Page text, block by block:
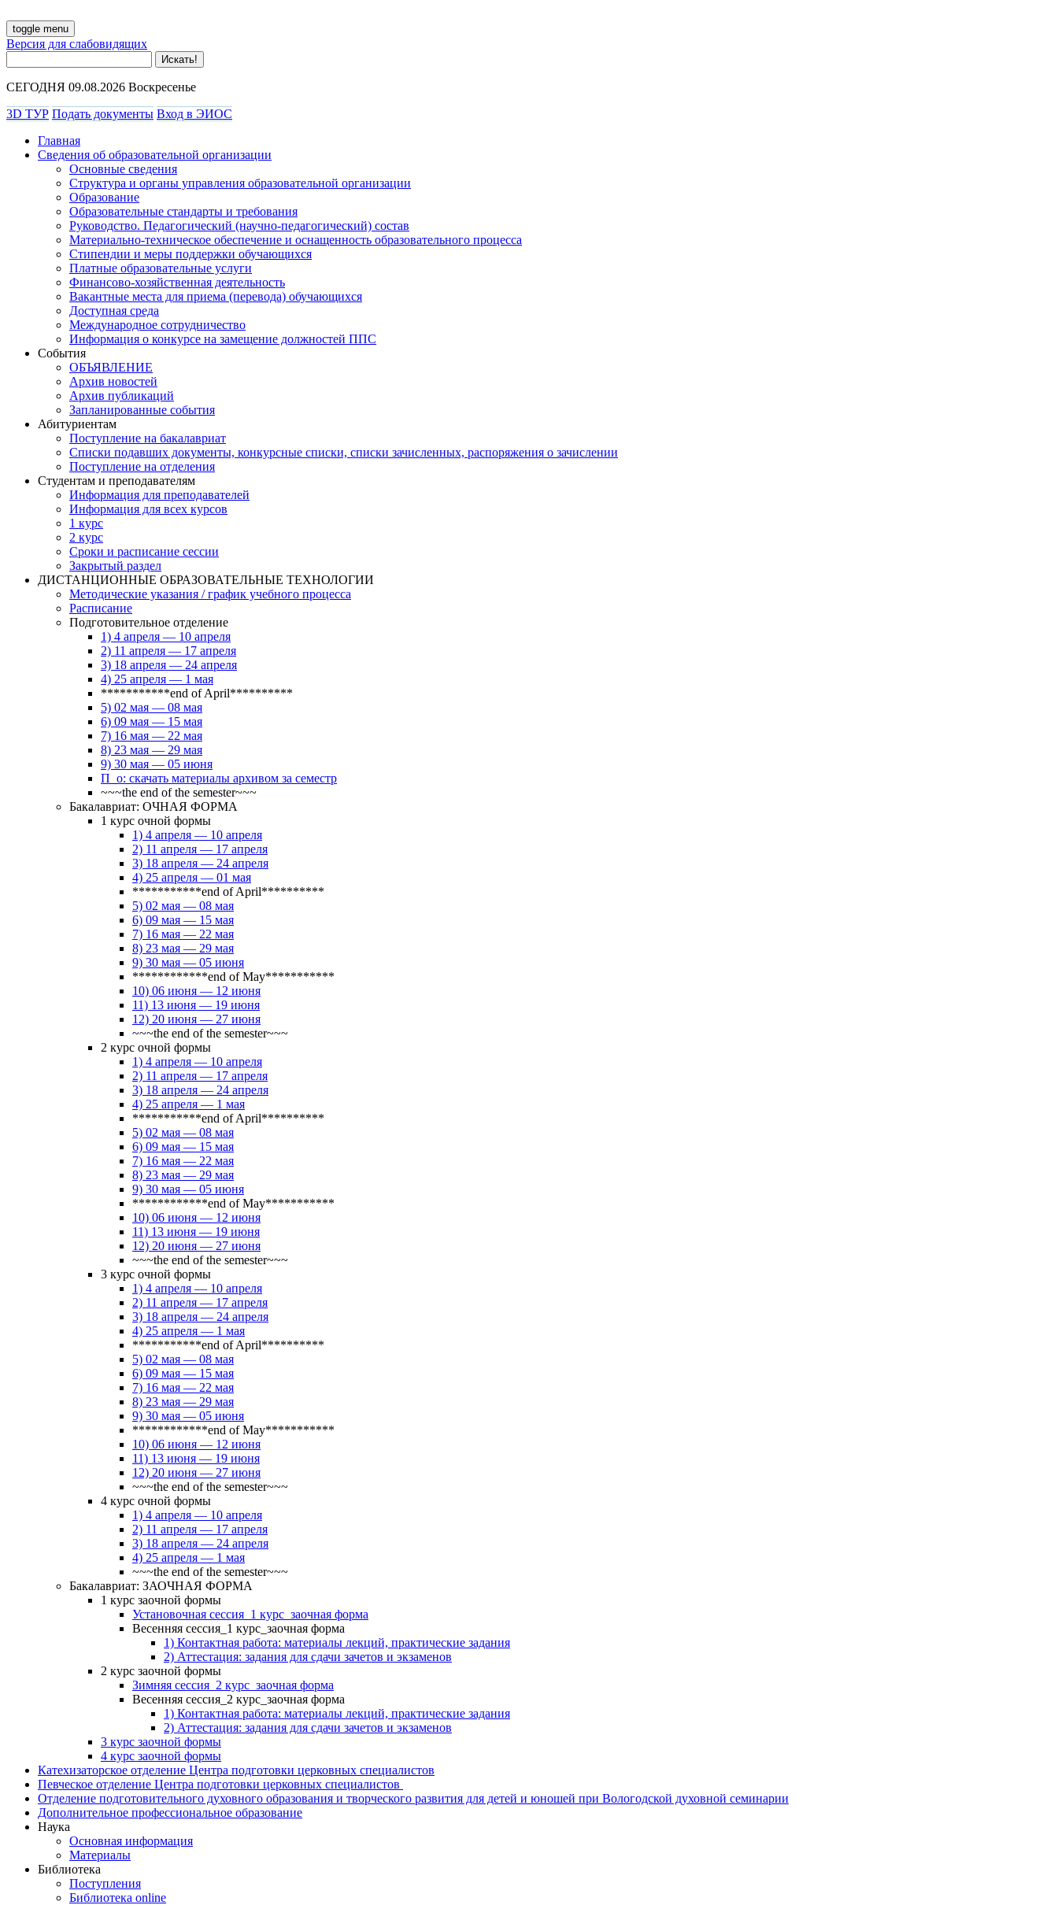
toggle menu
Версия для слабовидящих
СЕГОДНЯ 09.08.2026 Воскресенье
3D ТУР Подать документы Вход в ЭИОС
Главная
Сведения об образовательной организации
Основные сведения
Структура и органы управления образовательной организации
Образование
Образовательные стандарты и требования
Руководство. Педагогический (научно-педагогический) состав
Материально-техническое обеспечение и оснащенность образовательного процесса
Стипендии и меры поддержки обучающихся
Платные образовательные услуги
Финансово-хозяйственная деятельность
Вакантные места для приема (перевода) обучающихся
Доступная среда
Международное сотрудничество
Информация о конкурсе на замещение должностей ППС
События
ОБЪЯВЛЕНИЕ
Архив новостей
Архив публикаций
Запланированные события
Абитуриентам
Поступление на бакалавриат
Списки подавших документы, конкурсные списки, списки зачисленных, распоряжения о зачислении
Поступление на отделения
Студентам и преподавателям
Информация для преподавателей
Информация для всех курсов
1 курс
2 курс
Сроки и расписание сессии
Закрытый раздел
ДИСТАНЦИОННЫЕ ОБРАЗОВАТЕЛЬНЫЕ ТЕХНОЛОГИИ
Методические указания / график учебного процесса
Расписание
Подготовительное отделение
1) 4 апреля — 10 апреля
2) 11 апреля — 17 апреля
3) 18 апреля — 24 апреля
4) 25 апреля — 1 мая
***********end of April**********
5) 02 мая — 08 мая
6) 09 мая — 15 мая
7) 16 мая — 22 мая
8) 23 мая — 29 мая
9) 30 мая — 05 июня
П_о: скачать материалы архивом за семестр
~~~the end of the semester~~~
Бакалавриат: ОЧНАЯ ФОРМА
1 курс очной формы
1) 4 апреля — 10 апреля
2) 11 апреля — 17 апреля
3) 18 апреля — 24 апреля
4) 25 апреля — 01 мая
***********end of April**********
5) 02 мая — 08 мая
6) 09 мая — 15 мая
7) 16 мая — 22 мая
8) 23 мая — 29 мая
9) 30 мая — 05 июня
************end of May***********
10) 06 июня — 12 июня
11) 13 июня — 19 июня
12) 20 июня — 27 июня
~~~the end of the semester~~~
2 курс очной формы
1) 4 апреля — 10 апреля
2) 11 апреля — 17 апреля
3) 18 апреля — 24 апреля
4) 25 апреля — 1 мая
***********end of April**********
5) 02 мая — 08 мая
6) 09 мая — 15 мая
7) 16 мая — 22 мая
8) 23 мая — 29 мая
9) 30 мая — 05 июня
************end of May***********
10) 06 июня — 12 июня
11) 13 июня — 19 июня
12) 20 июня — 27 июня
~~~the end of the semester~~~
3 курс очной формы
1) 4 апреля — 10 апреля
2) 11 апреля — 17 апреля
3) 18 апреля — 24 апреля
4) 25 апреля — 1 мая
***********end of April**********
5) 02 мая — 08 мая
6) 09 мая — 15 мая
7) 16 мая — 22 мая
8) 23 мая — 29 мая
9) 30 мая — 05 июня
************end of May***********
10) 06 июня — 12 июня
11) 13 июня — 19 июня
12) 20 июня — 27 июня
~~~the end of the semester~~~
4 курс очной формы
1) 4 апреля — 10 апреля
2) 11 апреля — 17 апреля
3) 18 апреля — 24 апреля
4) 25 апреля — 1 мая
~~~the end of the semester~~~
Бакалавриат: ЗАОЧНАЯ ФОРМА
1 курс заочной формы
Установочная сессия_1 курс_заочная форма
Весенняя сессия_1 курс_заочная форма
1) Контактная работа: материалы лекций, практические задания
2) Аттестация: задания для сдачи зачетов и экзаменов
2 курс заочной формы
Зимняя сессия_2 курс_заочная форма
Весенняя сессия_2 курс_заочная форма
1) Контактная работа: материалы лекций, практические задания
2) Аттестация: задания для сдачи зачетов и экзаменов
3 курс заочной формы
4 курс заочной формы
Катехизаторское отделение Центра подготовки церковных специалистов
Певческое отделение Центра подготовки церковных специалистов
Отделение подготовительного духовного образования и творческого развития для детей и юношей при Вологодской духовной семинарии
Дополнительное профессиональное образование
Наука
Основная информация
Материалы
Библиотека
Поступления
Библиотека online